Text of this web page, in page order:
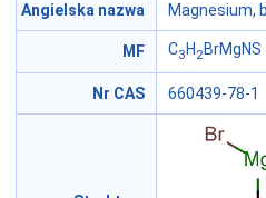
Angielska nazwa Magnesium,
MF C3 H 2BrMgNS
Nr CAS 660439-78-1